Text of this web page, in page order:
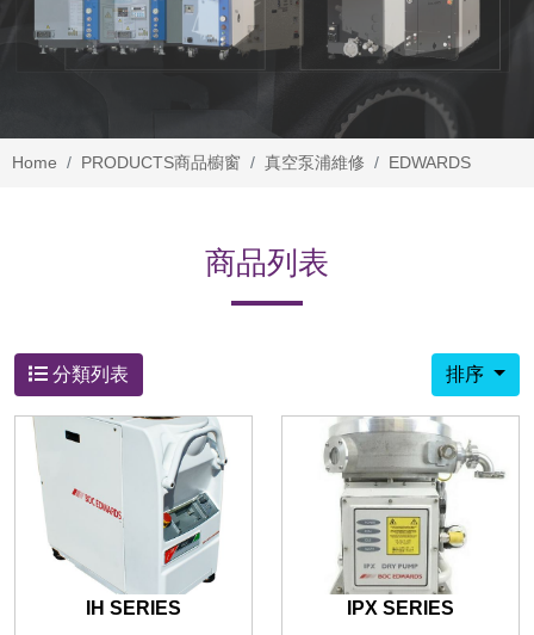
Home PRODUCTS商品櫥窗 真空泵浦維修 EDWARDS
商品列表
分類列表 排序
IH SERIES IPX SERIES